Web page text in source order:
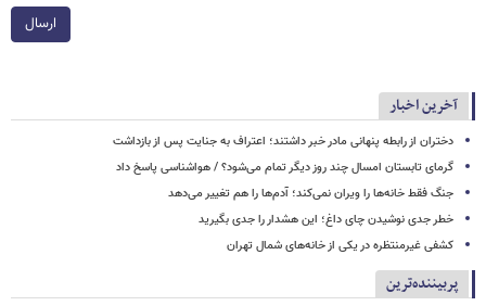
ارسال
آخرین اخبار
دختران از رابطه پنهانی مادر خبر داشتند؛ اعتراف به جنایت پس از بازداشت
گرمای تابستان امسال چند روز دیگر تمام می‌شود؟ / هواشناسی پاسخ داد
جنگ فقط خانه‌ها را ویران نمی‌کند؛ آدم‌ها را هم تغییر می‌دهد
خطر جدی نوشیدن چای داغ؛ این هشدار را جدی بگیرید
کشفی غیرمنتظره در یکی از خانه‌های شمال تهران
پربیننده‌ترین